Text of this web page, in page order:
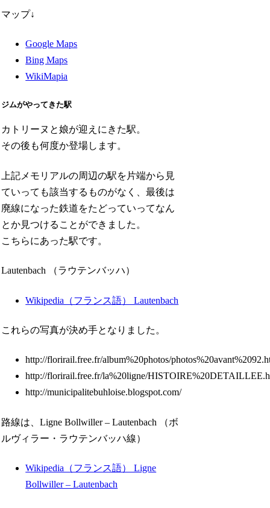
マップ↓
Google Maps
Bing Maps
WikiMapia
ジムがやってきた駅
カトリーヌと娘が迎えにきた駅。
その後も何度か登場します。
上記メモリアルの周辺の駅を片端から見
ていっても該当するものがなく、最後は
廃線になった鉄道をたどっていってなん
とか見つけることができました。
こちらにあった駅です。
Lautenbach （ラウテンバッハ）
Wikipedia（フランス語） Lautenbach
これらの写真が決め手となりました。
http://florirail.free.fr/album%20photos/
http://florirail.free.fr/la%20ligne/
http://municipalitebuhloise.blogspot.com/
路線は、Ligne Bollwiller – Lautenbach （ボ
ルヴィラー・ラウテンバッハ線）
Wikipedia（フランス語） Ligne
Bollwiller – Lautenbach